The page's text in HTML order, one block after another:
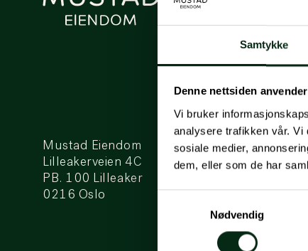
Samtykke
Denne nettsiden
Vi bruker
analysere trafikken vår. Vi
sosiale medier,
dem, eller som de har
Nødvendig
Mustad Eiendom
Lilleakerveien 4C
PB. 100 Lilleaker
0216 Oslo